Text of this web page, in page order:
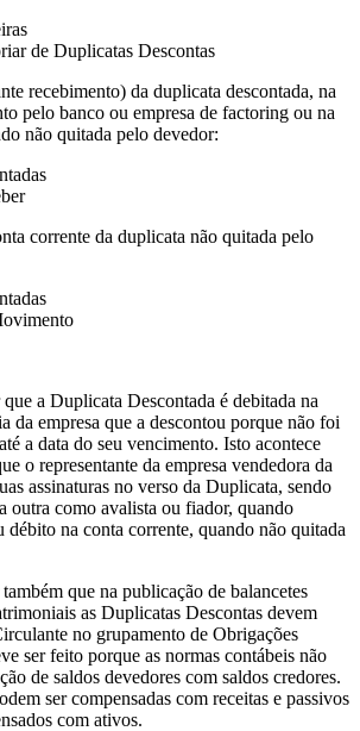
de Duplicatas Descontas
recebimento) da duplicata descontada, na
pelo banco ou empresa de factoring ou na
não quitada pelo devedor:
corrente da duplicata não quitada pelo
a Duplicata Descontada é debitada na
da empresa que a descontou porque não foi
a data do seu vencimento. Isto acontece
o representante da empresa vendedora da
assinaturas no verso da Duplicata, sendo
outra como avalista ou fiador, quando
débito na conta corrente, quando não quitada
que na publicação de balancetes
as Duplicatas Descontas devem
no grupamento de Obrigações
ser feito porque as normas contábeis não
de saldos devedores com saldos credores.
ser compensadas com receitas e passivos
com ativos.